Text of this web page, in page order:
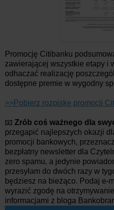
Promocję Citibanku
zawierającej wszystkie etapy i
odhaczać realizację
dostępne premie w wygodny
>>Pobierz rozpiskę promocji
📧 Zrób coś ważnego dla
przegapić najlepszych okazji
promocji bankowych,
bezpłatny newsletter dla
zero spamu, a jedynie
przesyłam do dwóch razy w
będziesz na bieżąco. Podaj e-
wyrazić zgodę na
informacjami z bloga